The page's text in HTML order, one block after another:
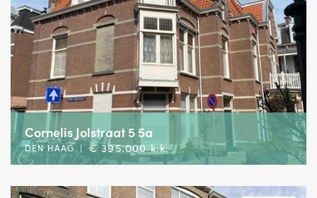
Cornelis Jolstraat 5 5a
DEN HAAG | € 395.000 k.k.